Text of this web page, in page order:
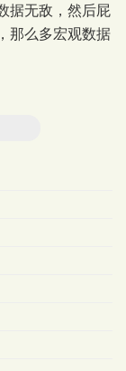
据无敌，然后屁
那么多宏观数据